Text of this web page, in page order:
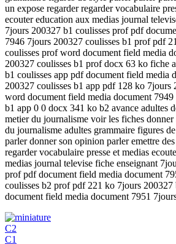
un expose regarder regarder vocabulaire
ecouter education aux medias journal
7jours 200327 b1 coulisses prof pdf
7946 7jours 200327 coulisses b1 prof pdf
coulisses prof word document field media
200327 coulisses b1 prof docx 63 ko fiche
b1 coulisses app pdf document field media
200327 coulisses b1 app pdf 128 ko 7jours
word document field media document
b1 app 0 0 docx 341 ko b2 avance adultes
metier du journalisme voir les fiches
du journalisme adultes grammaire figures
parler donner son opinion parler emettre
regarder vocabulaire presse et medias
medias journal televise fiche enseignant
prof pdf document field media document
coulisses b2 prof pdf 221 ko 7jours
document field media document 7951
C2
C1